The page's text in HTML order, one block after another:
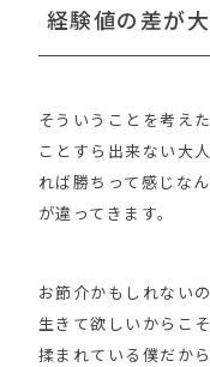
経験値の差が
そういうことを考え
ことすら出来ない大
れば勝ちって感じな
が違ってきます。
お節介かもしれない
生きて欲しいからこ
揉まれている僕だか